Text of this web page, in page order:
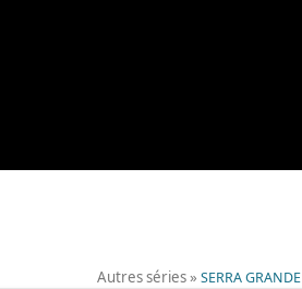
Autres séries »SERRA GRANDE